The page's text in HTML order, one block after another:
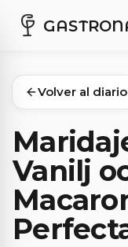
Volver al diario
Vanilj